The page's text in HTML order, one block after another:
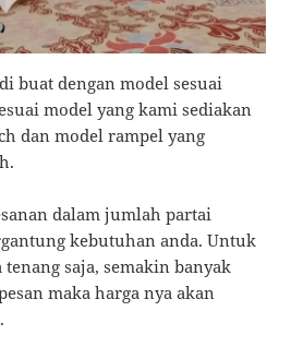
buat dengan model sesuai
model yang kami sediakan
dan model rampel yang
dalam jumlah partai
kebutuhan anda. Untuk
saja, semakin banyak
maka harga nya akan